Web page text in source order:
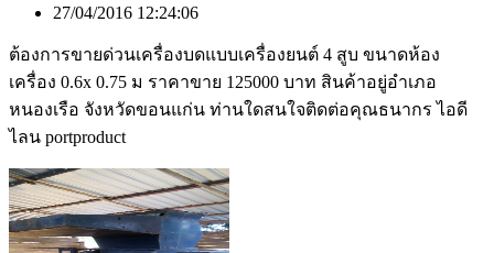
27/04/2016 12:24:06
ต้องการขายด่วนเครื่องบดแบบเครื่องยนต์ 4 สูบ ขนาดห้อง
เครื่อง 0.6x 0.75 ม ราคาขาย 125000 บาท สินค้าอยู่อำเภอ
หนองเรือ จังหวัดขอนแก่น ท่านใดสนใจติดต่อคุณธนากร ไอดี
ไลน portproduct